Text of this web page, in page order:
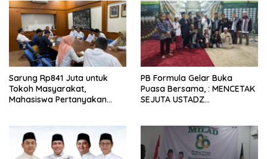
BERANGKAT TUNAIKAN
IBADAH HAJI
Sarung Rp841 Juta untuk
Tokoh Masyarakat,
Mahasiswa Pertanyakan
PB Formula Gelar Buka
Puasa Bersama, : MENCETAK
SEJUTA USTADZ
AGAMA ISLAM, TETAPI
MENGHIDUPKAN AGAMA
ISLAM